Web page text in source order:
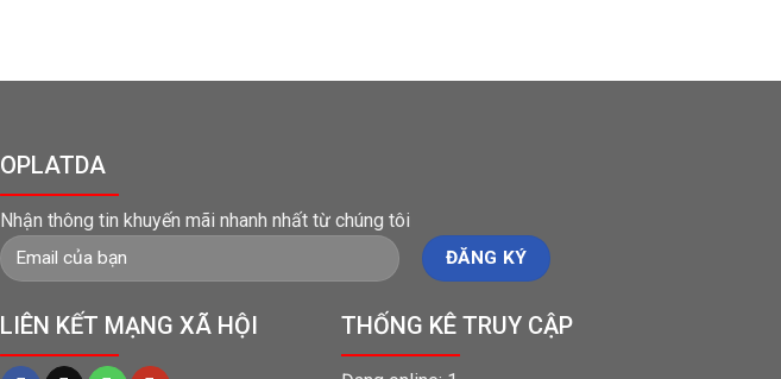
OPLATDA
Nhận thông tin khuyến mãi nhanh nhất từ chúng tôi
LIÊN KẾT MẠNG XÃ HỘI THỐNG KÊ TRUY CẬP